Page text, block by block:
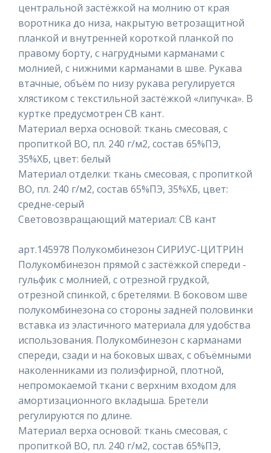
центральной застёжкой на молнию от края
воротника до низа, накрытую ветрозащитной
планкой и внутренней короткой планкой по
правому борту, с нагрудными карманами с
молнией, с нижними карманами в шве. Рукава
втачные, объём по низу рукава регулируется
хлястиком с текстильной застёжкой «липучка». В
куртке предусмотрен СВ кант.
Материал верха основой: ткань смесовая, с
пропиткой ВО, пл. 240 г/м2, состав 65%ПЭ,
35%ХБ, цвет: белый
Материал отделки: ткань смесовая, с пропиткой
ВО, пл. 240 г/м2, состав 65%ПЭ, 35%ХБ, цвет:
средне-серый
Световозвращающий материал: СВ кант
арт.145978 Полукомбинезон СИРИУС-ЦИТРИН
Полукомбинезон прямой с застёжкой спереди -
гульфик с молнией, с отрезной грудкой,
отрезной спинкой, с бретелями. В боковом шве
полукомбинезона со стороны задней половинки
вставка из эластичного материала для удобства
использования. Полукомбинезон с карманами
спереди, сзади и на боковых швах, с объёмными
наколенниками из полиэфирной, плотной,
непромокаемой ткани с верхним входом для
амортизационного вкладыша. Бретели
регулируются по длине.
Материал верха основой: ткань смесовая, с
пропиткой ВО, пл. 240 г/м2, состав 65%ПЭ,